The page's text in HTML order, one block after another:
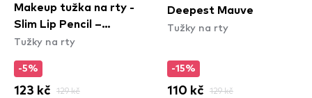
Makeup tužka na rty -
Slim Lip Pencil –
Natural (SPL810)
Tužky na rty
-5%
123 kč 129 kč
Deepest Mauve
Tužky na rty
-15%
110 kč 129 kč